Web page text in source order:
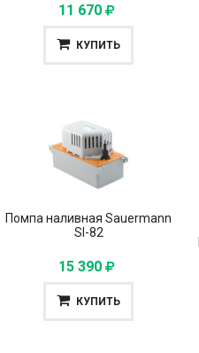
11 670
КУПИТЬ
Помпа наливная Sauermann
SI-82
15 390
КУПИТЬ